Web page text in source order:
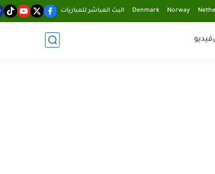
Norway
Denmark البث المباشر للمباريات
فيديو